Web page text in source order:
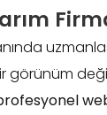
görünüm